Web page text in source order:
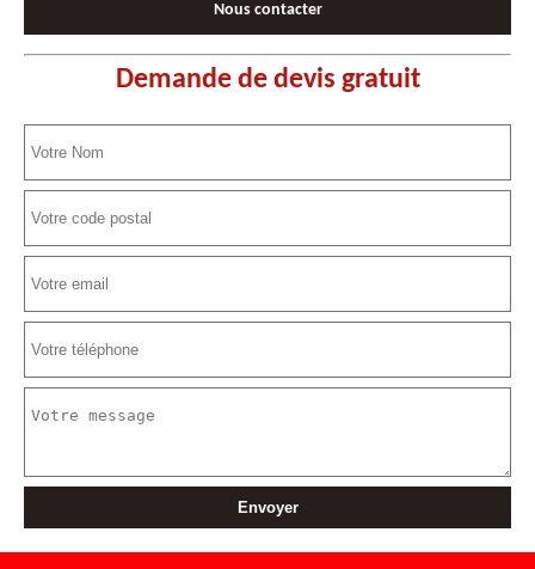
Nous contacter
Demande de devis gratuit